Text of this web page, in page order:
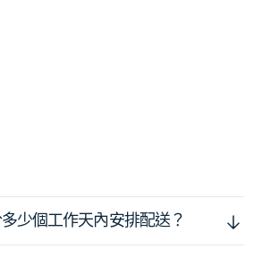
少個工作天內安排配送？